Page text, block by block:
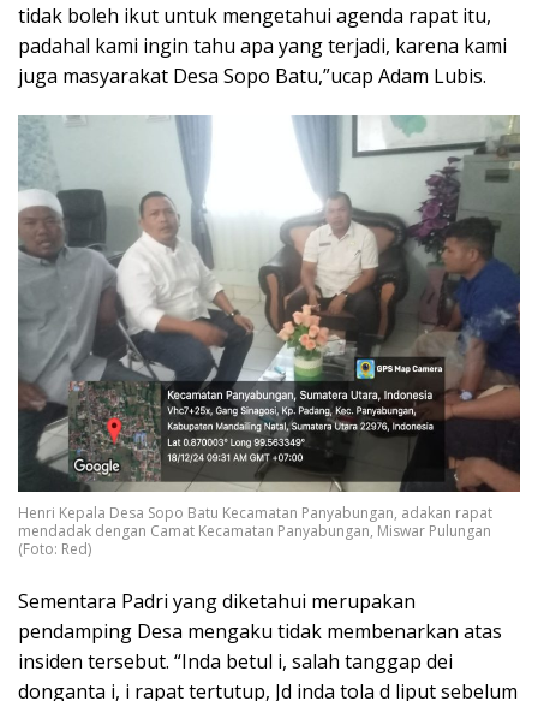
tidak boleh ikut untuk mengetahui agenda rapat itu,
padahal kami ingin tahu apa yang terjadi, karena kami
juga masyarakat Desa Sopo Batu,”ucap Adam Lubis.
Henri Kepala Desa Sopo Batu Kecamatan Panyabungan, adakan rapat
mendadak dengan Camat Kecamatan Panyabungan, Miswar Pulungan
(Foto: Red)
Sementara Padri yang diketahui merupakan
pendamping Desa mengaku tidak membenarkan atas
insiden tersebut. “Inda betul i, salah tanggap dei
donganta i, i rapat tertutup, Jd inda tola d liput sebelum